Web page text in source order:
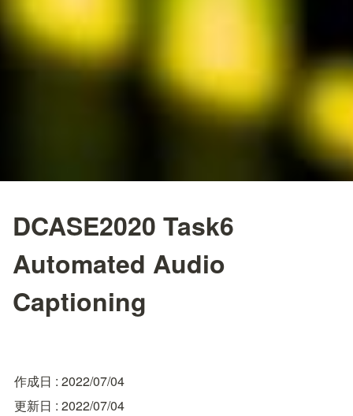
DCASE2020 Task6
Automated Audio
Captioning
作成日 : 2022/07/04
更新日 : 2022/07/04